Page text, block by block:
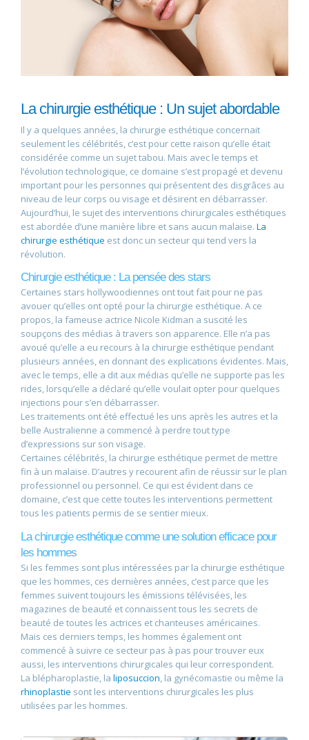
La chirurgie esthétique : Un sujet abordable
Il y a quelques années, la chirurgie esthétique concernait
seulement les célébrités, c’est pour cette raison qu’elle était
considérée comme un sujet tabou. Mais avec le temps et
l’évolution technologique, ce domaine s’est propagé et devenu
important pour les personnes qui présentent des disgrâces au
niveau de leur corps ou visage et désirent en débarrasser.
Aujourd’hui, le sujet des interventions chirurgicales esthétiques
est abordée d’une manière libre et sans aucun malaise. La
chirurgie esthétique est donc un secteur qui tend vers la
révolution.
Chirurgie esthétique : La pensée des stars
Certaines stars hollywoodiennes ont tout fait pour ne pas
avouer qu’elles ont opté pour la chirurgie esthétique. A ce
propos, la fameuse actrice Nicole Kidman a suscité les
soupçons des médias à travers son apparence. Elle n’a pas
avoué qu’elle a eu recours à la chirurgie esthétique pendant
plusieurs années, en donnant des explications évidentes. Mais,
avec le temps, elle a dit aux médias qu’elle ne supporte pas les
rides, lorsqu’elle a déclaré qu’elle voulait opter pour quelques
injections pour s’en débarrasser.
Les traitements ont été effectué les uns après les autres et la
belle Australienne a commencé à perdre tout type
d’expressions sur son visage.
Certaines célébrités, la chirurgie esthétique permet de mettre
fin à un malaise. D’autres y recourent afin de réussir sur le plan
professionnel ou personnel. Ce qui est évident dans ce
domaine, c’est que cette toutes les interventions permettent
tous les patients permis de se sentier mieux.
La chirurgie esthétique comme une solution efficace pour
les hommes
Si les femmes sont plus intéressées par la chirurgie esthétique
que les hommes, ces dernières années, c’est parce que les
femmes suivent toujours les émissions télévisées, les
magazines de beauté et connaissent tous les secrets de
beauté de toutes les actrices et chanteuses américaines.
Mais ces derniers temps, les hommes également ont
commencé à suivre ce secteur pas à pas pour trouver eux
aussi, les interventions chirurgicales qui leur correspondent.
La blépharoplastie, la liposuccion , la gynécomastie ou même la
rhinoplastie sont les interventions chirurgicales les plus
utilisées par les hommes.